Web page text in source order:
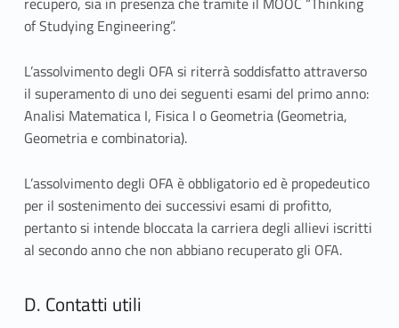
of Studying Engineering”.
L’assolvimento degli OFA si riterrà soddisfatto attraverso
il superamento di uno dei seguenti esami del primo anno:
Analisi Matematica I, Fisica I o Geometria (Geometria,
Geometria e combinatoria).
L’assolvimento degli OFA è obbligatorio ed è propedeutico
per il sostenimento dei successivi esami di profitto,
pertanto si intende bloccata la carriera degli allievi iscritti
al secondo anno che non abbiano recuperato gli OFA.
D. Contatti utili